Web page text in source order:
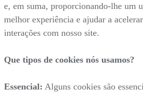
e, em suma, proporcionando-lhe um
melhor experiência e ajudar a
interações com nosso site.
Que tipos de cookies nós usamos?
Essencial: Alguns cookies são